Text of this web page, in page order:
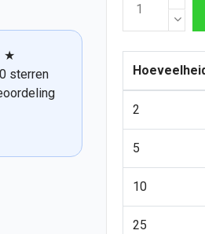
★
sterren
2
5
10
25